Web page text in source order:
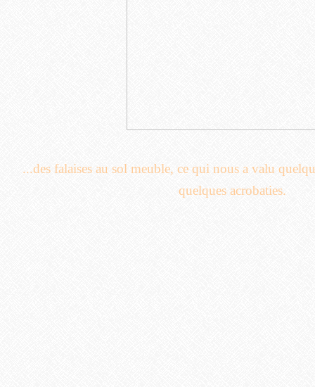
...des falaises au sol meuble, ce qui nous a valu
quelques acrobaties.